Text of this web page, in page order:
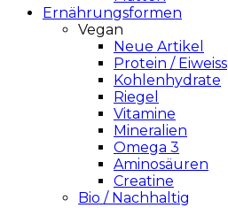
Ernährungsformen
Vegan
Neue Artikel
Protein / Eiweiss
Kohlenhydrate
Riegel
Vitamine
Mineralien
Omega 3
Aminosäuren
Creatine
Bio / Nachhaltig